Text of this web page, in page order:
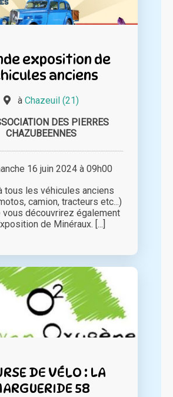
exposition de
anciens
à Chazeuil (21)
DES PIERRES
CHAZUBEENNES
16 juin 2024 à 09h00
tous les véhicules anciens
camion, tracteurs etc...)
vous découvrirez également
de Minéraux. [...]
DE VÉLO : LA
58